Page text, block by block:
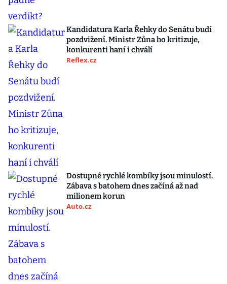
Kandidatura Karla Řehky do Senátu budí
pozdvižení. Ministr Zůna ho kritizuje,
konkurenti haní i chválí
Reflex.cz
Dostupné rychlé kombíky jsou minulostí.
Zábava s batohem dnes začíná až nad
milionem korun
Auto.cz